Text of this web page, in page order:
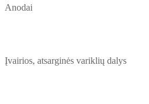
Anodai
Įvairios, atsarginės variklių dalys